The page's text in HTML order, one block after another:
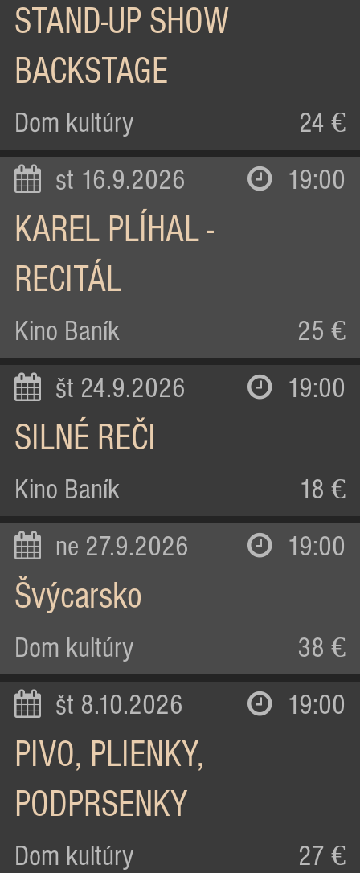
STAND-UP SHOW
BACKSTAGE
Dom kultúry 24 €
st 16.9.2026 19:00
KAREL PLÍHAL -
RECITÁL
Kino Baník 25 €
št 24.9.2026 19:00
SILNÉ REČI
Kino Baník 18 €
ne 27.9.2026 19:00
Švýcarsko
Dom kultúry 38 €
št 8.10.2026 19:00
PIVO, PLIENKY,
PODPRSENKY
Dom kultúry 27 €